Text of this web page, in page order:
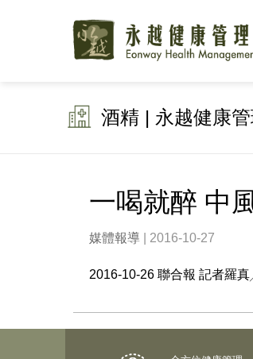
酒精 | 永越健康
一喝就醉 中
媒體報導 | 2016-10-27
2016-10-26 聯合報 記者羅